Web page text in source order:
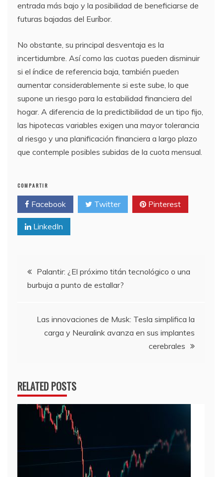
entrada más bajo y la posibilidad de beneficiarse de
futuras bajadas del Euríbor.
No obstante, su principal desventaja es la
incertidumbre. Así como las cuotas pueden disminuir
si el índice de referencia baja, también pueden
aumentar considerablemente si este sube, lo que
supone un riesgo para la estabilidad financiera del
hogar. A diferencia de la predictibilidad de un tipo fijo,
las hipotecas variables exigen una mayor tolerancia
al riesgo y una planificación financiera a largo plazo
que contemple posibles subidas de la cuota mensual.
COMPARTIR
Facebook Twitter Pinterest
LinkedIn
Navegación
de
entradas
Palantir: ¿El próximo titán tecnológico o una
burbuja a punto de estallar?
Las innovaciones de Musk: Tesla simplifica la
carga y Neuralink avanza en sus implantes
cerebrales
RELATED POSTS